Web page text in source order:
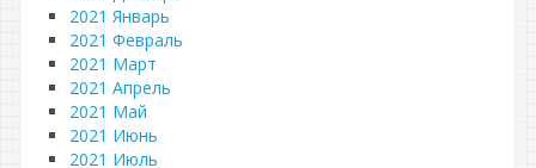
2021 Январь
2021 Февраль
2021 Март
2021 Апрель
2021 Май
2021 Июнь
2021 Июль